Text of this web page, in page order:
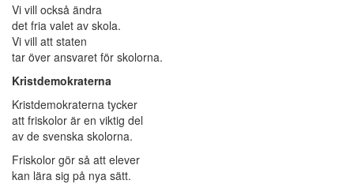
Vi vill också ändra
det fria valet av skola.
Vi vill att staten
tar över ansvaret för skolorna.
Kristdemokraterna
Kristdemokraterna tycker
att friskolor är en viktig del
av de svenska skolorna.
Friskolor gör så att elever
kan lära sig på nya sätt.